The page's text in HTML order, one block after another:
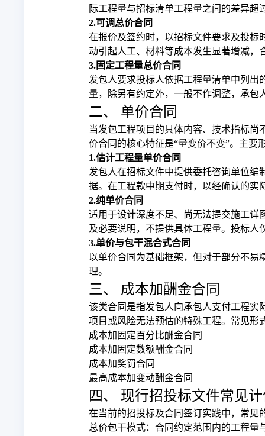
际工程量与招标清单工程量之间的差异
2.可调总价合同
在报价及签约时，以招标文件要求及投标
动引起人工、材料等成本发生显著增减，
3.固定工程量总价合同
发包人要求投标人依据工程量清单中列
量，除另有约定外，一般不作调整，承包
二、 单价合同
当发包工程项目的具体内容、技术指标
价合同的核心特征是“量变价不变”。主要
1.估计工程量单价合同
发包人在招标文件中提供委托咨询单位
据。在工程款中期支付时，以经确认的实
2.纯单价合同
适用于设计深度不足、尚无法提交施工详
及必要说明，不提供具体工程量。投标
3.单价与包干混合式合同
以单价合同为基础框架，但对于部分不
理。
三、 成本加酬金合同
该类合同是指发包人向承包人支付工程实
项目或风险无法预估的特殊工程。常见形
成本加固定百分比酬金合同
成本加固定数额酬金合同
成本加奖罚合同
最高成本加变动酬金合同
四、 现行招投标文件常见
在当前的招投标及合同签订实践中，常见
总价包干模式：合同约定范围内的工程量